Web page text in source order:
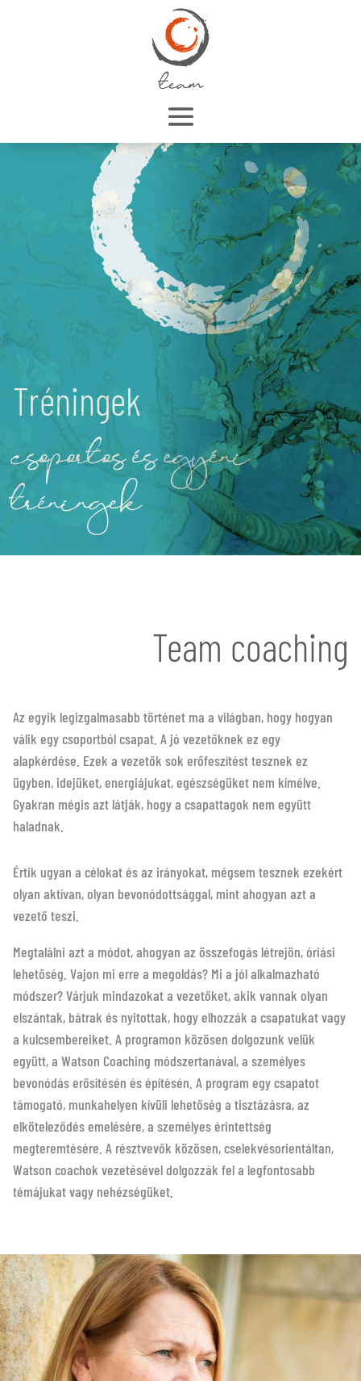
Tréningek
csoportos és egyéni
tréningek
Team coaching
Az egyik legizgalmasabb történet ma a világban, hogy hogyan
válik egy csoportból csapat. A jó vezetőknek ez egy
alapkérdése. Ezek a vezetők sok erőfeszítést tesznek ez
ügyben, idejüket, energiájukat, egészségüket nem kímélve.
Gyakran mégis azt látják, hogy a csapattagok nem együtt
haladnak.
Értik ugyan a célokat és az irányokat, mégsem tesznek ezekért
olyan aktívan, olyan bevonódottsággal, mint ahogyan azt a
vezető teszi.
Megtalálni azt a módot, ahogyan az összefogás létrejön, óriási
lehetőség. Vajon mi erre a megoldás? Mi a jól alkalmazható
módszer? Várjuk mindazokat a vezetőket, akik vannak olyan
elszántak, bátrak és nyitottak, hogy elhozzák a csapatukat vagy
a kulcsembereiket. A programon közösen dolgozunk velük
együtt, a Watson Coaching módszertanával, a személyes
bevonódás erősítésén és építésén. A program egy csapatot
támogató, munkahelyen kívüli lehetőség a tisztázásra, az
elköteleződés emelésére, a személyes érintettség
megteremtésére. A résztvevők közösen, cselekvésorientáltan,
Watson coachok vezetésével dolgozzák fel a legfontosabb
témájukat vagy nehézségüket.